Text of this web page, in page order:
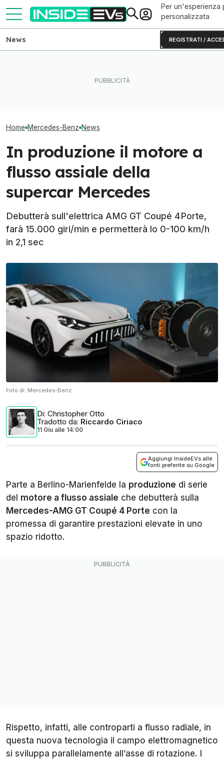
Per un'esperienza
personalizzata
REGISTRATI /
News
Home Mercedes-Benz News
In produzione il motore a
flusso assiale della
supercar Mercedes
Debutterà sull'elettrica AMG GT Coupé 4Porte,
farà 15.000 giri/min e permetterà lo 0-100 km/h
in 2,1 sec
Foto di: Mercedes-Benz
Di: Christopher Otto
Tradotto da: Riccardo Ciriaco
11 Giu alle 14:00
Aggiungi InsideEVs alle
fonti preferite su Google
Parte a Berlino-Marienfelde la produzione di serie
del motore a flusso assiale che debutterà sulla
Mercedes-AMG GT Coupé 4 Porte con la
promessa di garantire prestazioni elevate in uno
spazio ridotto.
Rispetto, infatti, alle controparti a flusso radiale, in
questa nuova tecnologia il campo elettromagnetico
si sviluppa parallelamente all’asse di rotazione. I